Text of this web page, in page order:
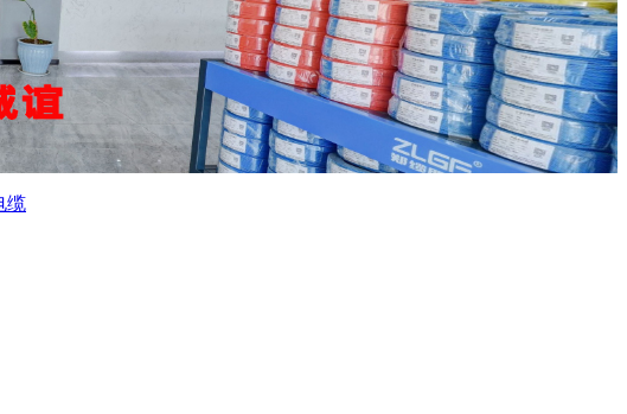
缆